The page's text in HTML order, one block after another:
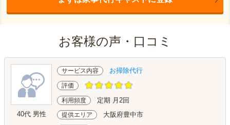
お客様の声・口コミ
40代 男性
サービス内容 お掃除代行
評価
利用頻度 定期 月2回
提供エリア 大阪府豊中市